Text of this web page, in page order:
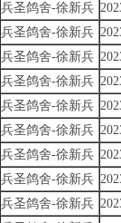
兵圣鸽舍-徐新兵
兵圣鸽舍-徐新兵
兵圣鸽舍-徐新兵
兵圣鸽舍-徐新兵
兵圣鸽舍-徐新兵
兵圣鸽舍-徐新兵
兵圣鸽舍-徐新兵
兵圣鸽舍-徐新兵
兵圣鸽舍-徐新兵